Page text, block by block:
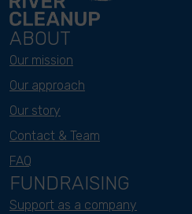
ABOUT
Our mission
Our approach
Our story
Contact & Team
FAQ
FUNDRAISING
Support as a company